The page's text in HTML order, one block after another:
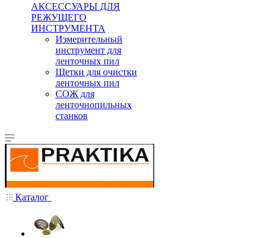
АКСЕССУАРЫ ДЛЯ
РЕЖУЩЕГО
ИНСТРУМЕНТА
Измерительный
инструмент для
ленточных пил
Щетки для очистки
ленточных пил
СОЖ для
ленточнопильных
станков
Каталог